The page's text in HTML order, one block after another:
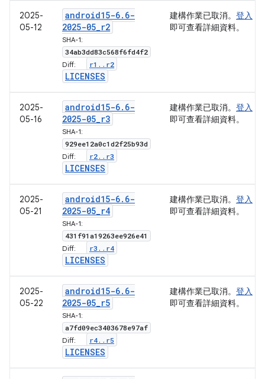
2025-
05-12
android15-6. 6-
2025-05_r2
SHA-1:
34ab3dd83c568f6fd4f2
Diff: r1 . . r2
LICENSES
建構作業已取消。 登入
即可查看詳細資料。
2025-
05-16
android15-6. 6-
2025-05_r3
SHA-1:
929ee12a0c1d2f25b93d
Diff: r2. . r3
LICENSES
建構作業已取消。 登入
即可查看詳細資料。
2025-
05-21
android15-6. 6-
2025-05_r4
SHA-1:
431f91a19263ee926e41
Diff: r3 . . r4
LICENSES
建構作業已取消。 登入
即可查看詳細資料。
2025-
05-22
android15-6. 6-
2025-05_r5
SHA-1:
a7fd09ec3403678e97af
Diff: r4. . r5
LICENSES
建構作業已取消。 登入
即可查看詳細資料。